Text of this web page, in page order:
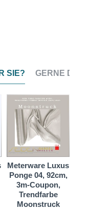
SIE? GERNE
Meterware Luxus
Ponge 04, 92cm,
3m-Coupon,
Trendfarbe
Moonstruck